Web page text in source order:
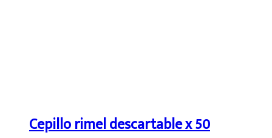
Cepillo rimel descartable x 50